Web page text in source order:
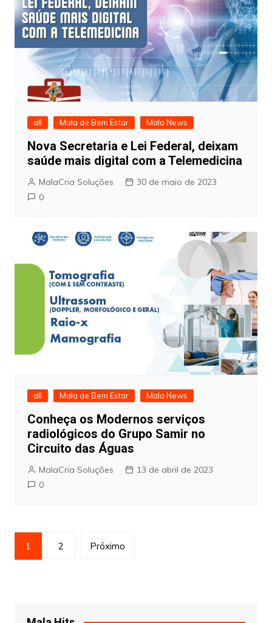
all Mala de Bem Estar Mala News
Nova Secretaria e Lei Federal, deixam
saúde mais digital com a Telemedicina
MalaCria Soluções
30 de maio de 2023
0
all Mala de Bem Estar Mala News
Conheça os Modernos serviços
radiológicos do Grupo Samir no
Circuito das Águas
MalaCria Soluções
13 de abril de 2023
0
Navegação
por
1 2 Próximo